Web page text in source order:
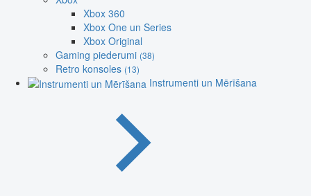
Xbox 360
Xbox One un Series
Xbox Original
Gaming piederumi (38)
Retro konsoles (13)
Instrumenti un Mērīšana